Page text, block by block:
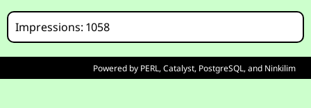
Impressions: 1058
Powered by PERL,Catalyst, PostgreSQL, and Ninkilim